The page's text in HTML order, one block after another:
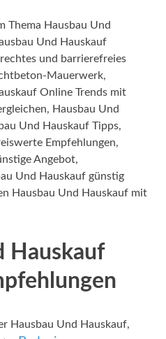
Thema Hausbau Und
Und Hauskauf
und barrierefreies
Mauerwerk,
Online Trends mit
Hausbau Und
Und Hauskauf Tipps,
Empfehlungen,
Angebot,
Und Hauskauf günstig
Hausbau Und Hauskauf mit
Hauskauf
Hausbau Und Hauskauf,